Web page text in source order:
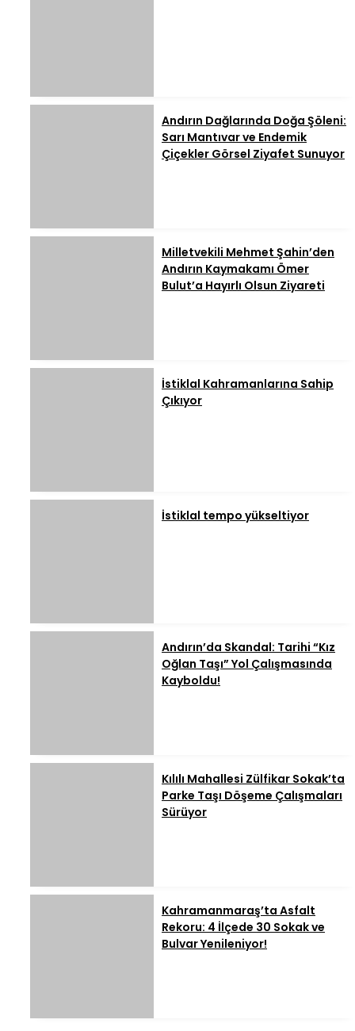
Andırın Dağlarında Doğa Şöleni:
Sarı Mantıvar ve Endemik
Çiçekler Görsel Ziyafet Sunuyor
Milletvekili Mehmet Şahin’den
Andırın Kaymakamı Ömer
Bulut’a Hayırlı Olsun Ziyareti
İstiklal Kahramanlarına Sahip
Çıkıyor
İstiklal tempo yükseltiyor
Andırın’da Skandal: Tarihi “Kız
Oğlan Taşı” Yol Çalışmasında
Kayboldu!
Kılılı Mahallesi Zülfikar Sokak’ta
Parke Taşı Döşeme Çalışmaları
Sürüyor
Kahramanmaraş’ta Asfalt
Rekoru: 4 İlçede 30 Sokak ve
Bulvar Yenileniyor!